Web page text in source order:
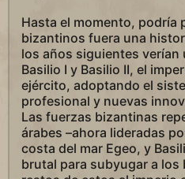
Hasta el momento, podría
bizantinos fuera una
los años siguientes verían
Basilio I y Basilio II, el
ejército, adoptando el
profesional y nuevas
Las fuerzas bizantinas
árabes –ahora lideradas
costa del mar Egeo, y
brutal para subyugar a